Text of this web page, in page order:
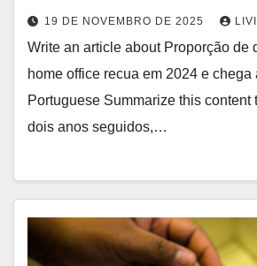
19 DE NOVEMBRO DE 2025
Write an article about Proporção de
home office recua em 2024 e chega
Portuguese Summarize this content
dois anos seguidos,…